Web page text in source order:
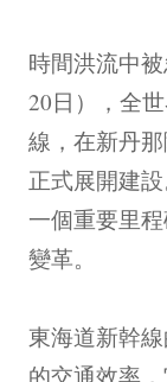
時間洪流中
20日），全
線，在新丹
正式展開建
一個重要里
變革。
東海道新幹
的交通效率